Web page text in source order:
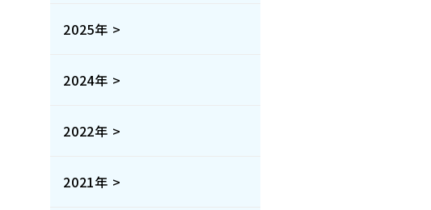
2025年 >
2024年 >
2022年 >
2021年 >